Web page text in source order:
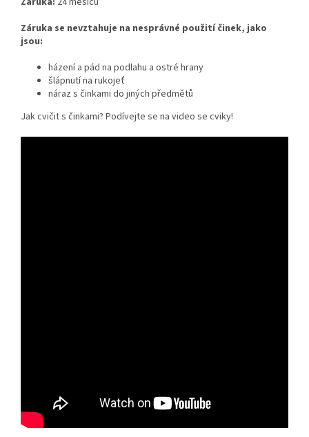
Záruka se nevztahuje na nesprávné použití činek, jako
jsou:
házení a pád na podlahu a ostré hrany
šlápnutí na rukojeť
náraz s činkami do jiných předmětů
Jak cvičit s činkami? Podívejte se na video se cviky!